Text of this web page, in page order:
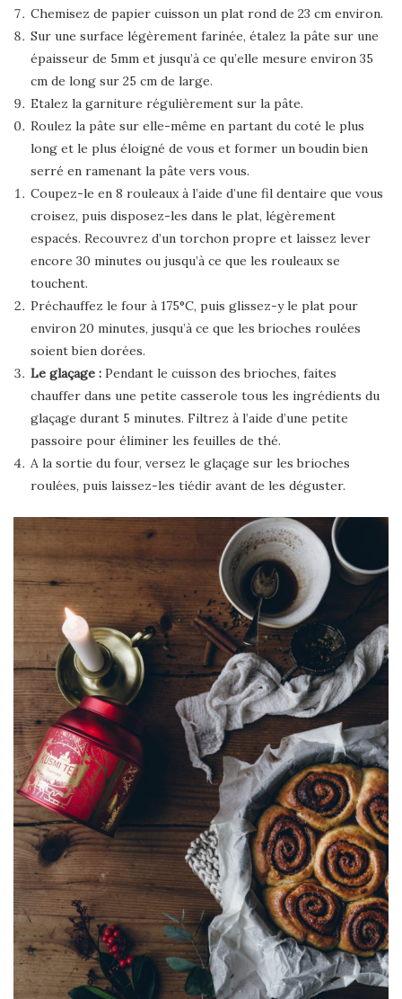
Chemisez de papier cuisson un plat rond de 23 cm environ.
Sur une surface légèrement farinée, étalez la pâte sur une
épaisseur de 5mm et jusqu’à ce qu’elle mesure environ 35
cm de long sur 25 cm de large.
Etalez la garniture régulièrement sur la pâte.
Roulez la pâte sur elle-même en partant du coté le plus
long et le plus éloigné de vous et former un boudin bien
serré en ramenant la pâte vers vous.
Coupez-le en 8 rouleaux à l’aide d’une fil dentaire que vous
croisez, puis disposez-les dans le plat, légèrement
espacés. Recouvrez d’un torchon propre et laissez lever
encore 30 minutes ou jusqu’à ce que les rouleaux se
touchent.
Préchauffez le four à 175°C, puis glissez-y le plat pour
environ 20 minutes, jusqu’à ce que les brioches roulées
soient bien dorées.
Le glaçage : Pendant le cuisson des brioches, faites
chauffer dans une petite casserole tous les ingrédients du
glaçage durant 5 minutes. Filtrez à l’aide d’une petite
passoire pour éliminer les feuilles de thé.
A la sortie du four, versez le glaçage sur les brioches
roulées, puis laissez-les tiédir avant de les déguster.